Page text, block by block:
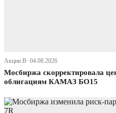
Акции В· 04.08.2026
Мосбиржа скорректировала
облигациям КАМАЗ БО15